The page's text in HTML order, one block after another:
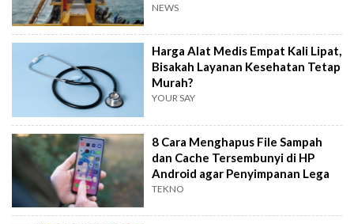
NEWS
Harga Alat Medis Empat Kali Lipat,
Bisakah Layanan Kesehatan Tetap
Murah?
YOUR SAY
8 Cara Menghapus File Sampah
dan Cache Tersembunyi di HP
Android agar Penyimpanan Lega
TEKNO